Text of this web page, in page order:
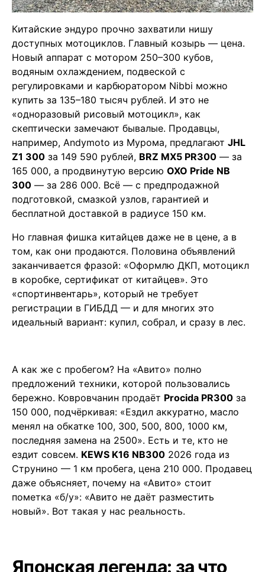
Китайские эндуро прочно захватили нишу
доступных мотоциклов. Главный козырь — цена.
Новый аппарат с мотором 250–300 кубов,
водяным охлаждением, подвеской с
регулировками и карбюратором Nibbi можно
купить за 135–180 тысяч рублей. И это не
«одноразовый рисовый мотоцикл», как
скептически замечают бывалые. Продавцы,
например, Andymoto из Мурома, предлагают JHL
Z1 300 за 149 590 рублей, BRZ MX5 PR300 — за
165 000, а продвинутую версию OXO Pride NB
300 — за 286 000. Всё — с предпродажной
подготовкой, смазкой узлов, гарантией и
бесплатной доставкой в радиусе 150 км.
Но главная фишка китайцев даже не в цене, а в
том, как они продаются. Половина объявлений
заканчивается фразой: «Оформлю ДКП, мотоцикл
в коробке, сертификат от китайцев». Это
«спортинвентарь», который не требует
регистрации в ГИБДД — и для многих это
идеальный вариант: купил, собрал, и сразу в лес.
А как же с пробегом? На «Авито» полно
предложений техники, которой пользовались
бережно. Ковровчанин продаёт Procida PR300 за
150 000, подчёркивая: «Ездил аккуратно, масло
менял на обкатке 100, 300, 500, 800, 1000 км,
последняя замена на 2500». Есть и те, кто не
ездит совсем. KEWS K16 NB300 2026 года из
Струнино — 1 км пробега, цена 210 000. Продавец
даже объясняет, почему на «Авито» стоит
пометка «б/у»: «Авито не даёт разместить
новый». Вот такая у нас реальность.
Японская легенда: за что